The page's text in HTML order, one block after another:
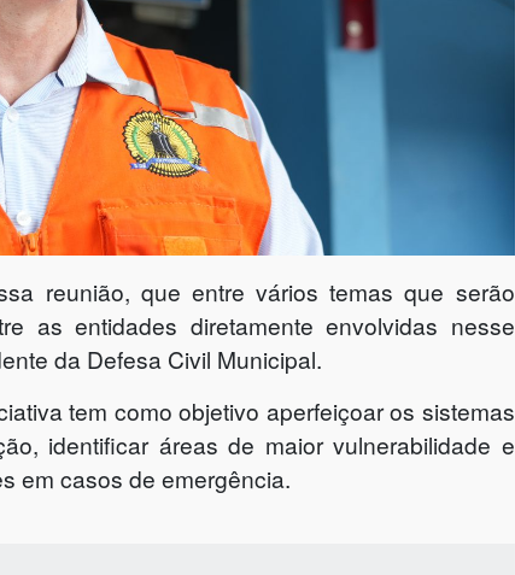
reunião, que entre vários temas que serão
as entidades diretamente envolvidas nesse
da Defesa Civil Municipal.
tem como objetivo aperfeiçoar os sistemas
identificar áreas de maior vulnerabilidade e
em casos de emergência.